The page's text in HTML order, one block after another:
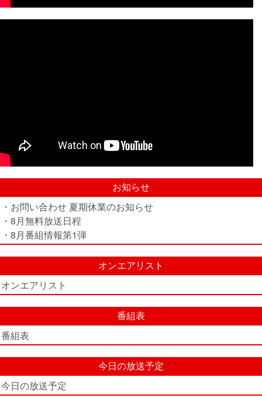
お知らせ
・お問い合わせ 夏期休業のお知らせ
・8月無料放送日程
・8月番組情報第1弾
オンエアリスト
オンエアリスト
番組表
番組表
今日の放送予定
今日の放送予定